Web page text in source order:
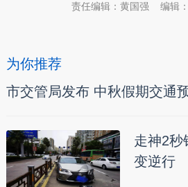
编辑
责任编辑：黄国强
为你推荐
市交管局发布 中秋假期交通
走神2秒
变逆行